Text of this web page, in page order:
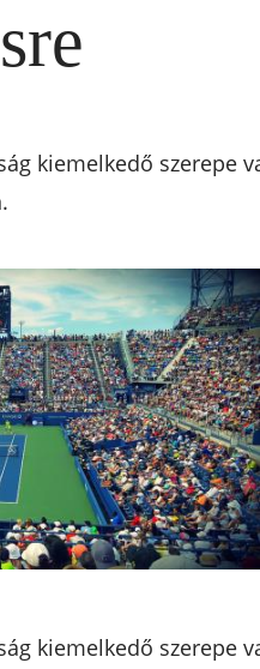
kiemelkedő szerepe
kiemelkedő szerepe